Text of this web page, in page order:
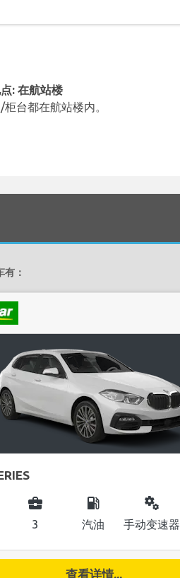
: 在航站楼
台都在航站楼内。
：
business_center
3
local_gas_station
汽油
miscellaneous_services
手动变速器
查看详情...